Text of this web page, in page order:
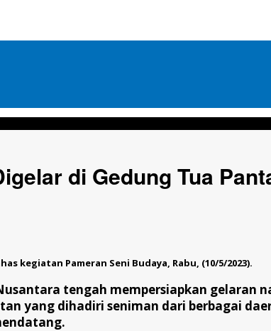
di Gedung Tua
kegiatan Pameran Seni Budaya, Rabu, (10/5/2023).
tengah mempersiapkan gelaran
yang dihadiri seniman dari berbagai